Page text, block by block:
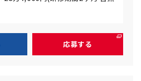
応募する